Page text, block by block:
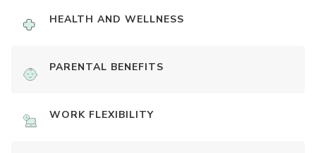
HEALTH AND WELLNESS
PARENTAL BENEFITS
WORK FLEXIBILITY